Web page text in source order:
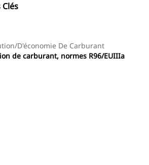
d'économie De Carburant
de carburant, normes R96/EUIIIa